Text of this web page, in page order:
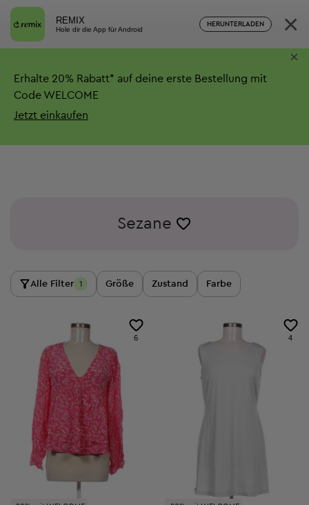
REMIX
Hole dir die App für Android
HERUNTERLADEN ×
Erhalte 20% Rabatt* auf deine erste Bestellung mit
Code WELCOME
Jetzt einkaufen
×
Sezane
Alle Filter 1 Größe Zustand Farbe
6 4